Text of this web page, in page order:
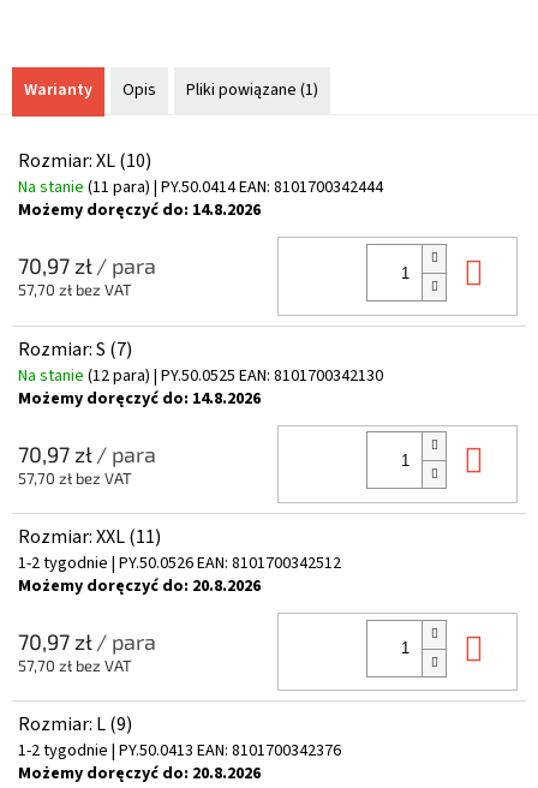
Warianty Opis Pliki powiązane (1)
Rozmiar: XL (10)
Na stanie (11 para) | PY.50.0414EAN: 8101700342444
Możemy doręczyć do: 14.8.2026
70,97 zł/ para
57,70 zł bez VAT
Rozmiar: S (7)
Na stanie (12 para) | PY.50.0525 EAN: 8101700342130
Możemy doręczyć do: 14.8.2026
70,97 zł/ para
57,70 zł bez VAT
Rozmiar: XXL (11)
1-2 tygodnie | PY.50.0526EAN: 8101700342512
Możemy doręczyć do: 20.8.2026
70,97 zł/ para
57,70 zł bez VAT
Rozmiar: L (9)
1-2 tygodnie | PY.50.0413 EAN: 8101700342376
Możemy doręczyć do: 20.8.2026